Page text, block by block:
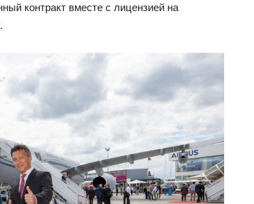
контракт вместе с лицензией на